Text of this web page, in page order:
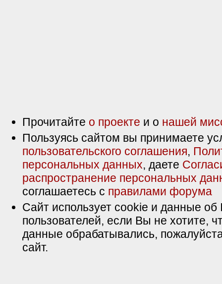
Прочитайте о проекте и о нашей
Пользуясь сайтом вы принимаете
пользовательского соглашения,
персональных данных, даете
распространение персональных
соглашаетесь с правилами форума
Сайт использует cookie и данные об
пользователей, если Вы не хотите,
данные обрабатывались,
сайт.